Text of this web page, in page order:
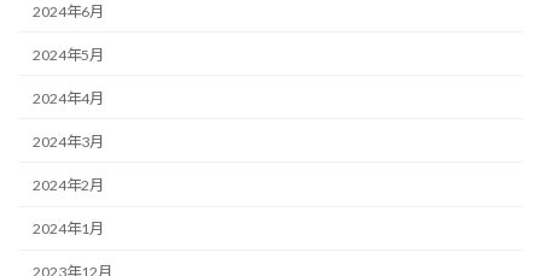
2024年6月
2024年5月
2024年4月
2024年3月
2024年2月
2024年1月
2023年12月